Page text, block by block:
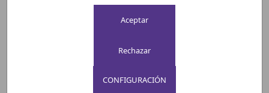
CONFIGURACIÓN